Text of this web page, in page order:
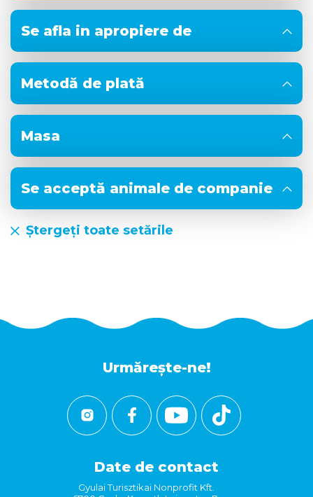
Se afla in apropiere de
Metodă de plată
Masa
Se acceptă animale de companie
Ștergeți toate setările
Urmărește-ne!
Date de contact
Gyulai Turisztikai Nonprofit Kft.